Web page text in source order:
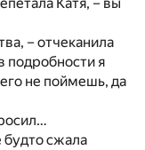
– отчеканила
подробности я
не поймешь, да
будто сжала